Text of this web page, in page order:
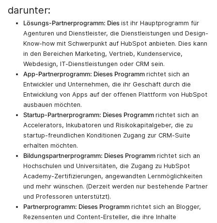
darunter:
Lösungs-Partnerprogramm: Dies ist ihr Hauptprogramm für
Agenturen und Dienstleister, die Dienstleistungen und Design-
Know-how mit Schwerpunkt auf HubSpot anbieten. Dies kann
in den Bereichen Marketing, Vertrieb, Kundenservice,
Webdesign, IT-Dienstleistungen oder CRM sein.
App-Partnerprogramm: Dieses Programm richtet sich an
Entwickler und Unternehmen, die ihr Geschäft durch die
Entwicklung von Apps auf der offenen Plattform von HubSpot
ausbauen möchten.
Startup-Partnerprogramm: Dieses Programm richtet sich an
Accelerators, Inkubatoren und Risikokapitalgeber, die zu
startup-freundlichen Konditionen Zugang zur CRM-Suite
erhalten möchten.
Bildungspartnerprogramm: Dieses Programm richtet sich an
Hochschulen und Universitäten, die Zugang zu HubSpot
Academy-Zertifizierungen, angewandten Lernmöglichkeiten
und mehr wünschen. (Derzeit werden nur bestehende Partner
und Professoren unterstützt).
Partnerprogramm: Dieses Programm richtet sich an Blogger,
Rezensenten und Content-Ersteller, die ihre Inhalte